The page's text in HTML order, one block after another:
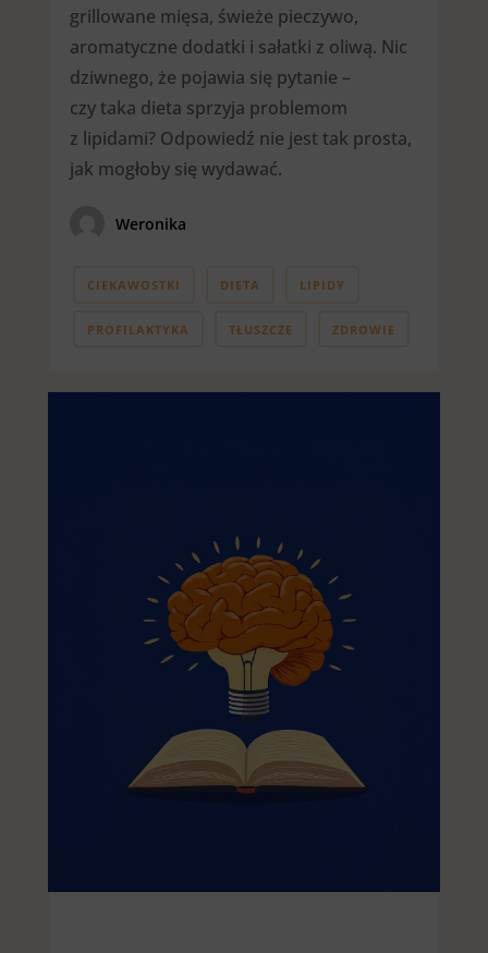
grillowane mięsa, świeże pieczywo,
aromatyczne dodatki i sałatki z oliwą. Nic
dziwnego, że pojawia się pytanie –
czy taka dieta sprzyja problemom
z lipidami? Odpowiedź nie jest tak prosta,
jak mogłoby się wydawać.
Weronika
CIEKAWOSTKI DIETA LIPIDY
PROFILAKTYKA TŁUSZCZE ZDROWIE